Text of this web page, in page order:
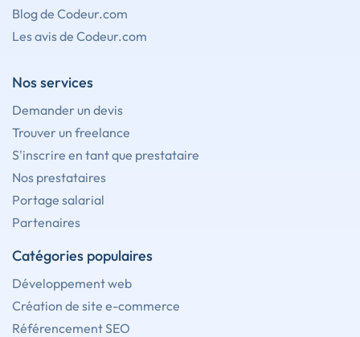
Blog de Codeur.com
Les avis de Codeur.com
Nos services
Demander un devis
Trouver un freelance
S'inscrire en tant que prestataire
Nos prestataires
Portage salarial
Partenaires
Catégories populaires
Développement web
Création de site e-commerce
Référencement SEO